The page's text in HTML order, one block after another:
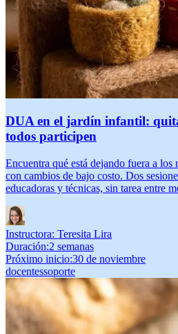
DUA en el jardín infantil:
todos participen
Encuentra qué está dejando fuera a
con cambios de bajo costo. Dos
educadoras y técnicas, sin tarea entre
Instructora: Teresita Lira
Duración:2 semanas
Próximo inicio:30 de noviembre
docentessoporte